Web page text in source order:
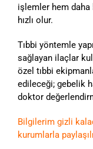
işlemler hem daha
hızlı olur.
Tıbbi yöntemle
sağlayan ilaçlar
özel tıbbi
edileceği; gebelik
doktor
Bilgilerim gizli
kurumlarla